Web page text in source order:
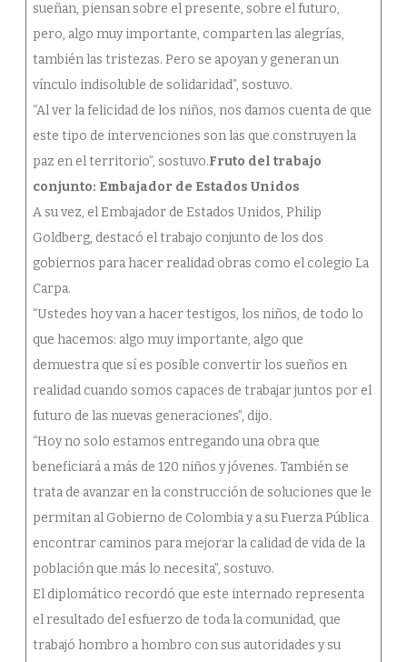
sueñan, piensan sobre el presente, sobre el futuro,
pero, algo muy importante, comparten las alegrías,
también las tristezas. Pero se apoyan y generan un
vínculo indisoluble de solidaridad”, sostuvo.
“Al ver la felicidad de los niños, nos damos cuenta de que
este tipo de intervenciones son las que construyen la
paz en el territorio”, sostuvo.Fruto del trabajo
conjunto: Embajador de Estados Unidos
A su vez, el Embajador de Estados Unidos, Philip
Goldberg, destacó el trabajo conjunto de los dos
gobiernos para hacer realidad obras como el colegio La
Carpa.
“Ustedes hoy van a hacer testigos, los niños, de todo lo
que hacemos: algo muy importante, algo que
demuestra que sí es posible convertir los sueños en
realidad cuando somos capaces de trabajar juntos por el
futuro de las nuevas generaciones”, dijo.
“Hoy no solo estamos entregando una obra que
beneficiará a más de 120 niños y jóvenes. También se
trata de avanzar en la construcción de soluciones que le
permitan al Gobierno de Colombia y a su Fuerza Pública
encontrar caminos para mejorar la calidad de vida de la
población que más lo necesita”, sostuvo.
El diplomático recordó que este internado representa
el resultado del esfuerzo de toda la comunidad, que
trabajó hombro a hombro con sus autoridades y su